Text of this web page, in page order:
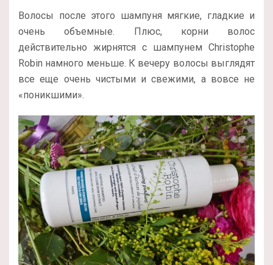
Волосы после этого шампуня мягкие, гладкие и
очень объемные. Плюс, корни волос
действительно жирнятся с шампунем Christophe
Robin намного меньше. К вечеру волосы выглядят
все еще очень чистыми и свежими, а вовсе не
«поникшими».